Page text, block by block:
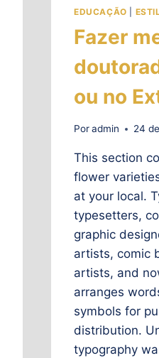
EDUCAÇÃO
Fazer
ou no
Poradmin 24
This section
flower
at your local.
typesetters,
graphic
artists, comic
artists, and
arranges
symbols for
distribution.
typography